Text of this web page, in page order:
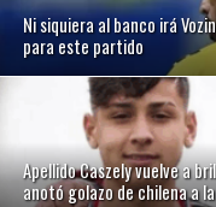
Ni siquiera al banco irá
para este partido
Apellido Caszely vuelve a
anotó golazo de chilena a